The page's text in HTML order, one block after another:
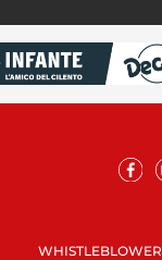
WHISTLEBLOWER